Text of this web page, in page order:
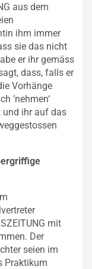
aus dem
ihm immer
sie das nicht
er ihr gemäss
dass, falls er
Vorhänge
’nehmen‘
und ihr auf das
mit
Der
seien im
Praktikum